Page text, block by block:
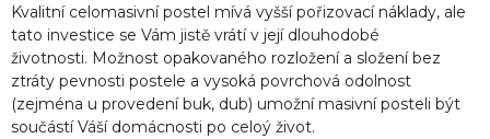
Kvalitní celomasivní postel mívá vyšší pořizovací náklady, ale
tato investice se Vám jistě vrátí v její dlouhodobé
životnosti. Možnost opakovaného rozložení a složení bez
ztráty pevnosti postele a vysoká povrchová odolnost
(zejména u provedení buk, dub) umožní masivní posteli být
součástí Váší domácnosti po celoý život.